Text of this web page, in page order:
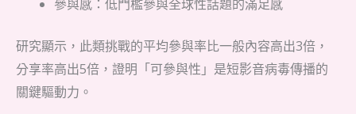
參與感：低門檻參與全球性話題的滿足感
研究顯示，此類挑戰的平均參與率比一般內容高出3倍，
分享率高出5倍，證明「可參與性」是短影音病毒傳播的
關鍵驅動力。